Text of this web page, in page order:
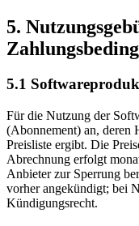
5.
5.1
Für die Nutzung der
(Abonnement) an, deren
Preisliste ergibt. Die
Abrechnung erfolgt
Anbieter zur Sperrung
vorher angekündigt; bei
Kündigungsrecht.